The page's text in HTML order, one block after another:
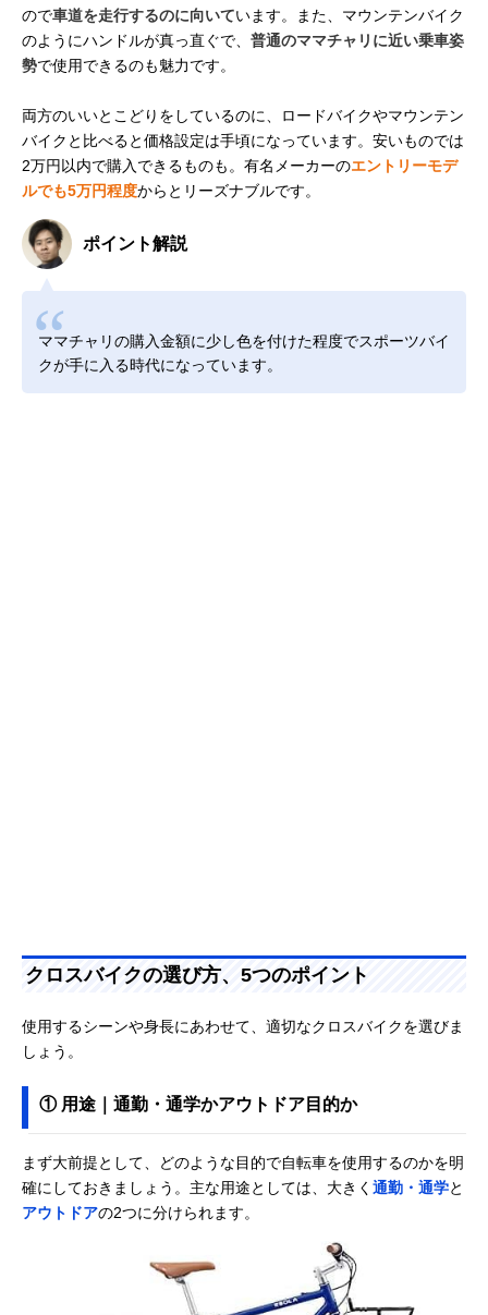
ので車道を走行するのに向いています。また、マウンテンバイク
のようにハンドルが真っ直ぐで、 普通のママチャリに近い乗車姿
勢で使用できるのも魅力です。
両方のいいとこどりをしているのに、ロードバイクやマウンテン
バイクと比べると価格設定は手頃になっています。安いものでは
2万円以内で購入できるものも。有名メーカーのエントリーモデ
ルでも5万円程度からとリーズナブルです。
ポイント解説
ママチャリの購入金額に少し色を付けた程度でスポーツバイ
クが手に入る時代になっています。
クロスバイクの選び方、5つのポイント
使用するシーンや身長にあわせて、適切なクロスバイクを選びま
しょう。
① 用途｜通勤・通学かアウトドア目的か
まず大前提として、どのような目的で自転車を使用するのかを明
確にしておきましょう。主な用途としては、大きく 通勤・通学と
アウトドアの2つに分けられます。